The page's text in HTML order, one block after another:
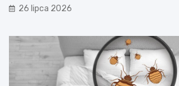
26 lipca 2026